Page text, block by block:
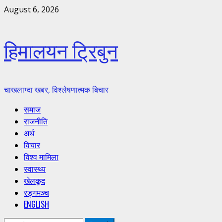
Skip
August 6, 2026
हिमालयन ट्रिबुन
चाखलाग्दा खबर, विश्लेषणात्मक बिचार
Primary
Menu
समाज
राजनीति
अर्थ
विचार
विश्व मामिला
स्वास्थ्य
खेलकूद
रङ्गमञ्च
ENGLISH